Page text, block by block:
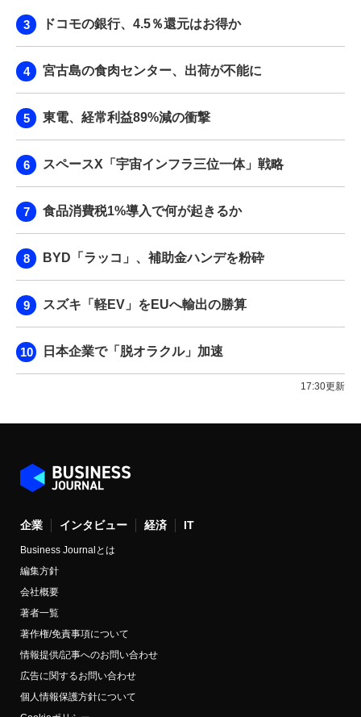
ドコモの銀行、4.5％還元はお得か
宮古島の食肉センター、出荷が不能に
東電、経常利益89%減の衝撃
スペースX「宇宙インフラ三位一体」戦略
食品消費税1%導入で何が起きるか
BYD「ラッコ」、補助金ハンデを粉砕
スズキ「軽EV」をEUへ輸出の勝算
日本企業で「脱オラクル」加速
17:30更新
企業 インタビュー 経済 IT
Business Journalとは
編集方針
会社概要
著者一覧
著作権/免責事項について
情報提供/記事へのお問い合わせ
広告に関するお問い合わせ
個人情報保護方針について